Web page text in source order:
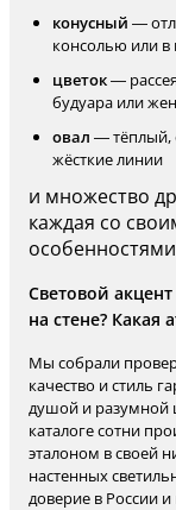
конусный —
консолью или
цветок—
будуара или
овал — тёплый,
жёсткие линии
и множество
каждая со
Световой
на стене? Какая
Мы собрали
качество и стиль
душой и разумной
каталоге сотни
эталоном в своей
настенных
доверие в России